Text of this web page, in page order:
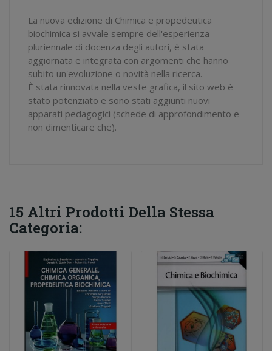
La nuova edizione di Chimica e propedeutica
biochimica si avvale sempre dell'esperienza
pluriennale di docenza degli autori, è stata
aggiornata e integrata con argomenti che hanno
subito un'evoluzione o novità nella ricerca.
È stata rinnovata nella veste grafica, il sito web è
stato potenziato e sono stati aggiunti nuovi
apparati pedagogici (schede di approfondimento e
non dimenticare che).
15 Altri Prodotti Della Stessa
Categoria: